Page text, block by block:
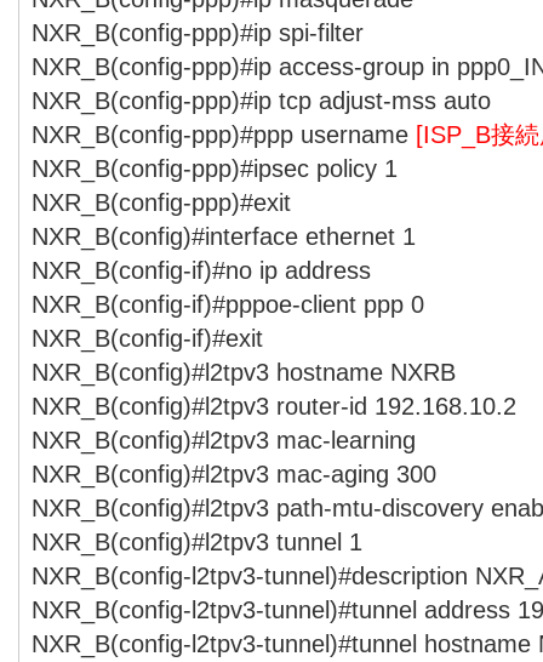
NXR_B(config-ppp)#ip spi-filter
NXR_B(config-ppp)#ip access-group in
NXR_B(config-ppp)#ip tcp adjust-mss auto
NXR_B(config-ppp)#ppp username [ISP_B接
NXR_B(config-ppp)#ipsec policy 1
NXR_B(config-ppp)#exit
NXR_B(config)#interface ethernet 1
NXR_B(config-if)#no ip address
NXR_B(config-if)#pppoe-client ppp 0
NXR_B(config-if)#exit
NXR_B(config)#l2tpv3 hostname NXRB
NXR_B(config)#l2tpv3 router-id 192.168.10.2
NXR_B(config)#l2tpv3 mac-learning
NXR_B(config)#l2tpv3 mac-aging 300
NXR_B(config)#l2tpv3 path-mtu-discovery
NXR_B(config)#l2tpv3 tunnel 1
NXR_B(config-l2tpv3-tunnel)#description
NXR_B(config-l2tpv3-tunnel)#tunnel address
NXR_B(config-l2tpv3-tunnel)#tunnel hostname